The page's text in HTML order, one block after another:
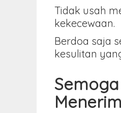
Tidak usah
kekecewaan.
Berdoa saja
kesulitan